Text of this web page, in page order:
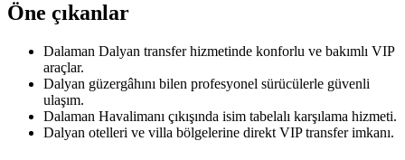
Öne çıkanlar
Dalaman Dalyan transfer hizmetinde konforlu ve bakımlı VIP
araçlar.
Dalyan güzergâhını bilen profesyonel sürücülerle güvenli
ulaşım.
Dalaman Havalimanı çıkışında isim tabelalı karşılama hizmeti.
Dalyan otelleri ve villa bölgelerine direkt VIP transfer imkanı.